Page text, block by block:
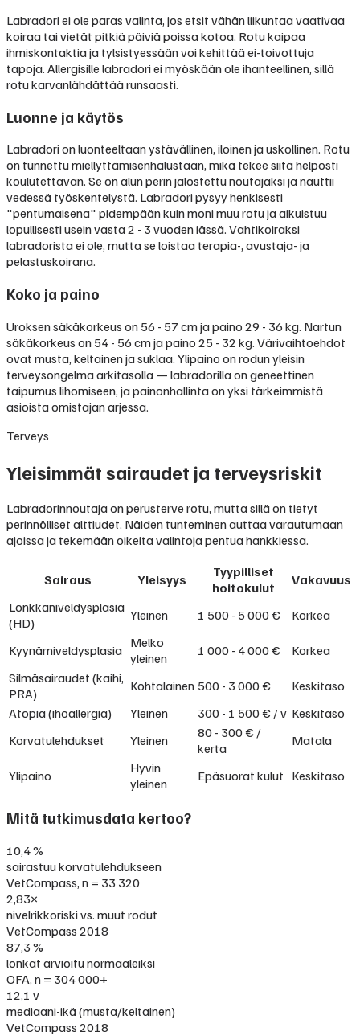
Labradori ei ole paras valinta, jos etsit vähän liikuntaa vaativaa
koiraa tai vietät pitkiä päiviä poissa kotoa. Rotu kaipaa
ihmiskontaktia ja tylsistyessään voi kehittää ei-toivottuja
tapoja. Allergisille labradori ei myöskään ole ihanteellinen, sillä
rotu karvanlähdättää runsaasti.
Luonne ja käytös
Labradori on luonteeltaan ystävällinen, iloinen ja uskollinen. Rotu
on tunnettu miellyttämisenhalustaan, mikä tekee siitä helposti
koulutettavan. Se on alun perin jalostettu noutajaksi ja nauttii
vedessä työskentelystä. Labradori pysyy henkisesti
"pentumaisena" pidempään kuin moni muu rotu ja aikuistuu
lopullisesti usein vasta 2 - 3 vuoden iässä. Vahtikoiraksi
labradorista ei ole, mutta se loistaa terapia-, avustaja- ja
pelastuskoirana.
Koko ja paino
Uroksen säkäkorkeus on 56 - 57 cm ja paino 29 - 36 kg. Nartun
säkäkorkeus on 54 - 56 cm ja paino 25 - 32 kg. Värivaihtoehdot
ovat musta, keltainen ja suklaa. Ylipaino on rodun yleisin
terveysongelma arkitasolla — labradorilla on geneettinen
taipumus lihomiseen, ja painonhallinta on yksi tärkeimmistä
asioista omistajan arjessa.
Terveys
Yleisimmät sairaudet ja terveysriskit
Labradorinnoutaja on perusterve rotu, mutta sillä on tietyt
perinnölliset alttiudet. Näiden tunteminen auttaa varautumaan
ajoissa ja tekemään oikeita valintoja pentua hankkiessa.
Sairaus Yleisyys
Tyypilliset
hoitokulut
Vakavuus
Lonkkaniveldysplasia
(HD)
Yleinen 1 500 - 5 000 € Korkea
Kyynärniveldysplasia Melko
yleinen
1 000 - 4 000 €
Korkea
Silmäsairaudet (kaihi,
PRA)
Kohtalainen 500 - 3 000 €
Keskitaso
Atopia (ihoallergia)
Yleinen 300 - 1 500 € / v Keskitaso
Korvatulehdukset
Yleinen
80 - 300 € /
kerta
Matala
Ylipaino
Hyvin
yleinen
Epäsuorat kulut Keskitaso
Mitä tutkimusdata kertoo?
10,4 %
sairastuu korvatulehdukseen
VetCompass, n = 33 320
2,83×
nivelrikkoriski vs. muut rodut
VetCompass 2018
87,3 %
lonkat arvioitu normaaleiksi
OFA, n = 304 000+
12,1 v
mediaani-ikä (musta/keltainen)
VetCompass 2018